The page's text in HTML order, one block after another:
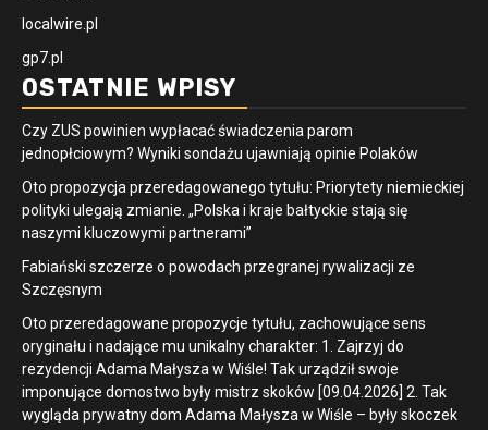
localwire.pl
gp7.pl
OSTATNIE WPISY
Czy ZUS powinien wypłacać świadczenia parom
jednopłciowym? Wyniki sondażu ujawniają opinie Polaków
Oto propozycja przeredagowanego tytułu: Priorytety niemieckiej
polityki ulegają zmianie. „Polska i kraje bałtyckie stają się
naszymi kluczowymi partnerami”
Fabiański szczerze o powodach przegranej rywalizacji ze
Szczęsnym
Oto przeredagowane propozycje tytułu, zachowujące sens
oryginału i nadające mu unikalny charakter: 1. Zajrzyj do
rezydencji Adama Małysza w Wiśle! Tak urządził swoje
imponujące domostwo były mistrz skoków [09.04.2026] 2. Tak
wygląda prywatny dom Adama Małysza w Wiśle – były skoczek